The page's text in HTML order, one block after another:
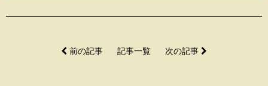
前の記事 記事一覧 次の記事